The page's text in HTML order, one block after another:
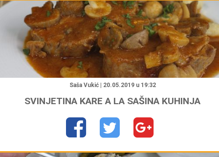
Saša Vukić | 20.05.2019 u 19:32
SVINJETINA KARE A LA SAŠINA KUHINJA